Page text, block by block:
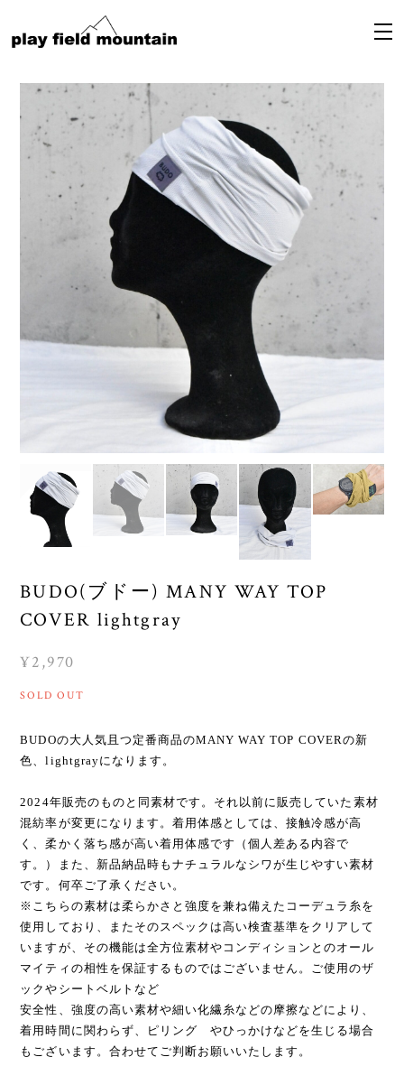
BUDO(ブドー) MANY WAY TOP
COVER lightgray
¥2,970
SOLD OUT
BUDOの大人気且つ定番商品のMANY WAY TOP COVERの新
色、lightgrayになります。
2024年販売のものと同素材です。それ以前に販売していた素材
混紡率が変更になります。着用体感としては、接触冷感が高
く、柔かく落ち感が高い着用体感です（個人差ある内容で
す。）また、新品納品時もナチュラルなシワが生じやすい素材
です。何卒ご了承ください。
※こちらの素材は柔らかさと強度を兼ね備えたコーデュラ糸を
使用しており、またそのスペックは高い検査基準をクリアして
いますが、その機能は全方位素材やコンディションとのオール
マイティの相性を保証するものではございません。ご使用のザ
ックやシートベルトなど
安全性、強度の高い素材や細い化繊糸などの摩擦などにより、
着用時間に関わらず、ピリング やひっかけなどを生じる場合
もございます。合わせてご判断お願いいたします。